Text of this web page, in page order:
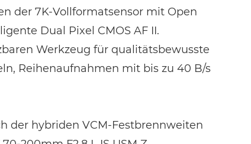
der 7K-Vollformatsensor mit Open
Dual Pixel CMOS AF II.
Werkzeug für qualitätsbewusste
Reihenaufnahmen mit bis zu 40 B/s
der hybriden VCM-Festbrennweiten